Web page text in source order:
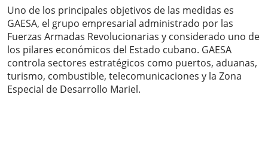
Uno de los principales objetivos de las medidas es
GAESA, el grupo empresarial administrado por las
Fuerzas Armadas Revolucionarias y considerado uno de
los pilares económicos del Estado cubano. GAESA
controla sectores estratégicos como puertos, aduanas,
turismo, combustible, telecomunicaciones y la Zona
Especial de Desarrollo Mariel.